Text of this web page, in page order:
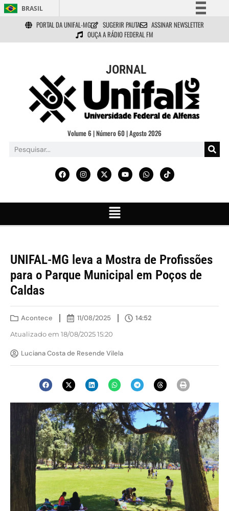
BRASIL
Simplifique!
Comunica BR
Acesso à informação
Legislação
Canais
PORTAL DA UNIFAL-MG SUGERIR PAUTA
ASSINAR NEWSLETTER
OUÇA A RÁDIO FEDERAL FM
JORNAL
Volume 6 | Número 60 | Agosto 2026
UNIFAL-MG leva a Mostra de Profissões
para o Parque Municipal em Poços de
Caldas
Acontece 11/08/2025 14:52
Atualizado em 18/08/2025 15:20
Luciana Costa de Resende Vilela